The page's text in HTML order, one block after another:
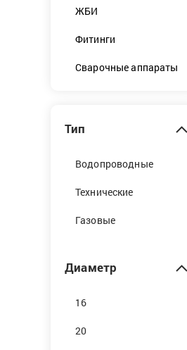
ЖБИ
Фитинги
Сварочные аппараты
Тип
Водопроводные
Технические
Газовые
Диаметр
16
20